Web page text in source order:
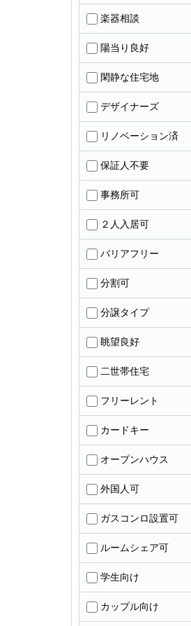
楽器相談
陽当り良好
閑静な住宅地
デザイナーズ
リノベーション済
保証人不要
事務所可
２人入居可
バリアフリー
分割可
分譲タイプ
眺望良好
二世帯住宅
フリーレント
カードキー
オープンハウス
外国人可
ガスコンロ設置可
ルームシェア可
学生向け
カップル向け